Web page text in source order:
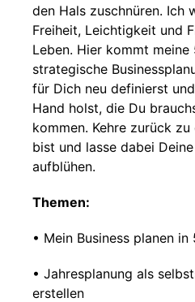
den Hals zuschnüren. Ich
Freiheit, Leichtigkeit und
Leben. Hier kommt
strategische
für Dich neu definierst
Hand holst, die Du
kommen. Kehre zurück
bist und lasse dabei
aufblühen.
Themen:
• Mein Business planen in
• Jahresplanung als
erstellen